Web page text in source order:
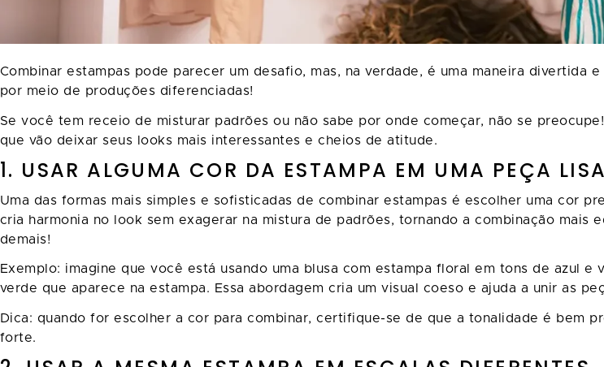
Combinar estampas pode parecer um desafio, mas, na verdade, é uma maneira divertida
por meio de produções diferenciadas!
Se você tem receio de misturar padrões ou não sabe por onde começar, não se
que vão deixar seus looks mais interessantes e cheios de atitude.
1. USAR ALGUMA COR DA ESTAMPA EM UMA PEÇA LISA
Uma das formas mais simples e sofisticadas de combinar estampas é escolher uma cor
cria harmonia no look sem exagerar na mistura de padrões, tornando a combinação mais
demais!
Exemplo: imagine que você está usando uma blusa com estampa floral em tons de azul
verde que aparece na estampa. Essa abordagem cria um visual coeso e ajuda a unir as
Dica: quando for escolher a cor para combinar, certifique-se de que a tonalidade é bem
forte.